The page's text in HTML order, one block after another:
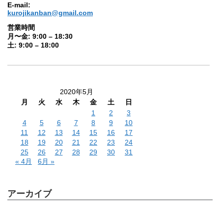
E-mail:
kurojikanban@gmail.com
営業時間
月〜金: 9:00 – 18:30
土: 9:00 – 18:00
2020年5月
月
火 水 木 金 土
日
1
2
3
4
5 6 7 8 9
10
11
12 13 14 15 16
17
18
19 20 21 22 23
24
25
26 27 28 29 30
31
« 4月
6月 »
アーカイブ